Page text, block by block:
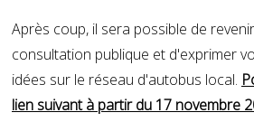
Après coup, il sera possible de
consultation publique et d'exprimer
idées sur le réseau d'autobus local.
lien suivant à partir du 17 novembre